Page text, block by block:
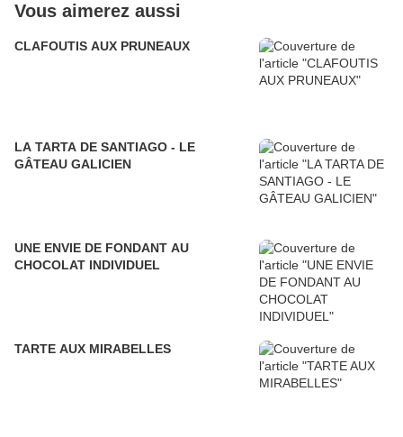
Vous aimerez aussi
CLAFOUTIS AUX PRUNEAUX
LA TARTA DE SANTIAGO - LE
GÂTEAU GALICIEN
UNE ENVIE DE FONDANT AU
CHOCOLAT INDIVIDUEL
TARTE AUX MIRABELLES